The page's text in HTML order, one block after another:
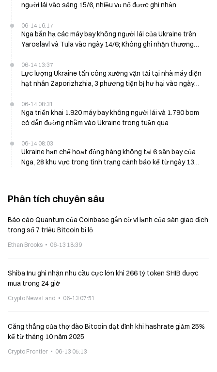
người lái vào sáng 15/6, nhiều vụ nổ được ghi nhận
06-14 16:17
Nga bắn hạ các máy bay không người lái của Ukraine trên
Yaroslavl và Tula vào ngày 14/6; Không ghi nhận thương
06-14 13:37
Lực lượng Ukraine tấn công xưởng vận tải tại nhà máy điện
hạt nhân Zaporizhzhia, 3 phương tiện bị hư hại vào ngày
06-14 08:31
Nga triển khai 1.920 máy bay không người lái và 1.790 bom
có dẫn đường nhằm vào Ukraine trong tuần qua
06-14 08:03
Ukraine hạn chế hoạt động hàng không tại 6 sân bay của
Nga, 28 khu vực trong tình trạng cảnh báo kể từ ngày 13
Phân tích chuyên sâu
Báo cáo Quantum của Coinbase gắn cờ ví lạnh của sàn giao dịch
trong số 7 triệu Bitcoin bị lộ
Ethan Brooks 06-13 18:39
Shiba Inu ghi nhận nhu cầu cực lớn khi 266 tỷ token SHIB được
mua trong 24 giờ
Crypto News Land 06-13 07:51
Căng thẳng của thợ đào Bitcoin đạt đỉnh khi hashrate giảm 25%
kể từ tháng 10 năm 2025
Crypto Frontier 06-13 05:13